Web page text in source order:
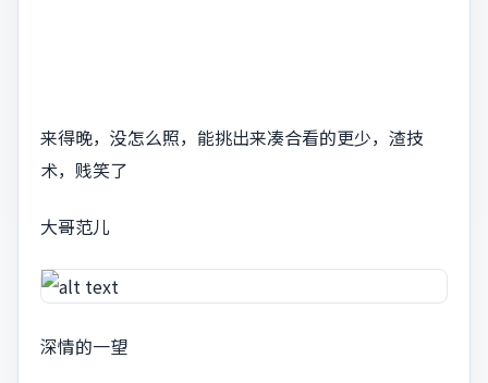
来得晚，没怎么照，能挑出来凑合看的更少，渣技
术，贱笑了
大哥范儿
深情的一望